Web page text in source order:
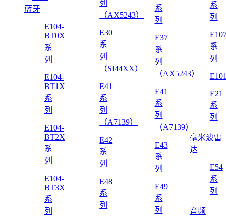
蓝牙
E104-
BT0X
系
列
E104-
BT1X
系
列
E104-
BT2X
系
列
E104-
BT3X
系
列
列
（AX5243）
E30
系
列
（SI44XX）
E41
系
列
（A7139）
E42
系
列
E48
系
列
系
列
E37
系
列
（AX5243）
E41
系
列
（A7139）
E43
系
列
E49
系
列
系
列
系
列
E21
系
列
毫米波雷
达
E54
系
列
音频